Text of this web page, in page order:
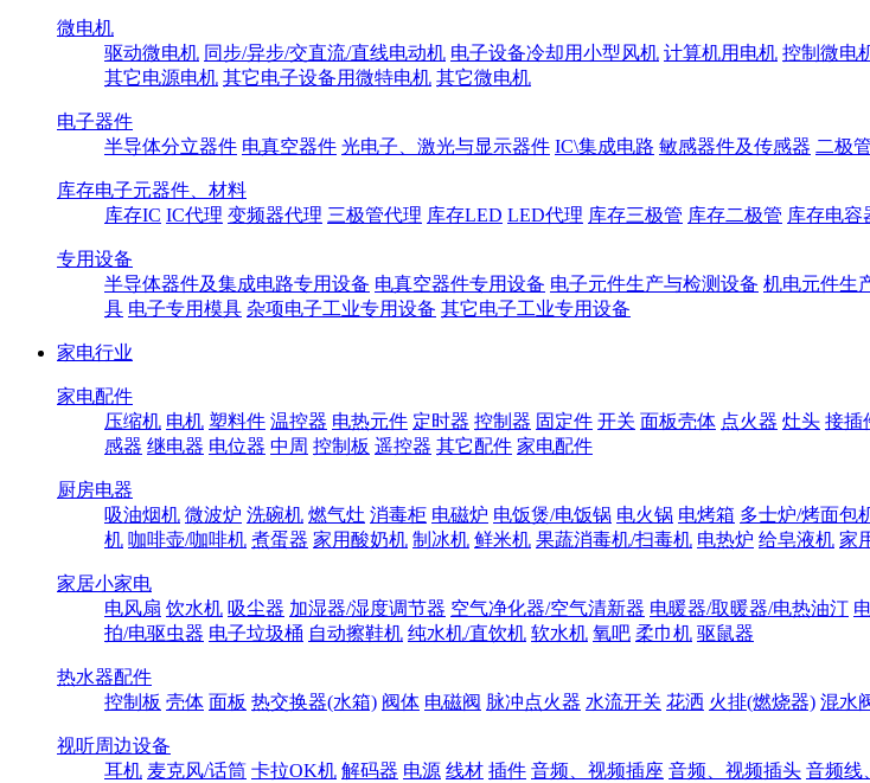
微电机
驱动微电机 同步/异步/交直流/直线电动机 电子设备冷却用小型风机 计算机用电机 控制微电
其它电源电机 其它电子设备用微特电机 其它微电机
电子器件
半导体分立器件 电真空器件 光电子、激光与显示器件 IC\集成电路 敏感器件及传感器 二极管
库存电子元器件、材料
库存IC IC代理 变频器代理 三极管代理 库存LED LED代理 库存三极管 库存二极管 库存电容
专用设备
半导体器件及集成电路专用设备 电真空器件专用设备 电子元件生产与检测设备 机电元件生
具 电子专用模具 杂项电子工业专用设备 其它电子工业专用设备
家电行业
家电配件
压缩机 电机 塑料件 温控器 电热元件 定时器 控制器 固定件 开关 面板壳体 点火器 灶头 接插
感器 继电器 电位器 中周 控制板 遥控器 其它配件 家电配件
厨房电器
吸油烟机 微波炉 洗碗机 燃气灶 消毒柜 电磁炉 电饭煲/电饭锅 电火锅 电烤箱 多士炉/烤面包
机 咖啡壶/咖啡机 煮蛋器 家用酸奶机 制冰机 鲜米机 果蔬消毒机/扫毒机 电热炉 给皂液机 家
家居小家电
电风扇 饮水机 吸尘器 加湿器/湿度调节器 空气净化器/空气清新器 电暖器/取暖器/电热油汀
拍/电驱虫器 电子垃圾桶 自动擦鞋机 纯水机/直饮机 软水机 氧吧 柔巾机 驱鼠器
热水器配件
控制板 壳体 面板 热交换器(水箱) 阀体 电磁阀 脉冲点火器 水流开关 花洒 火排(燃烧器) 混水
视听周边设备
耳机 麦克风/话筒 卡拉OK机 解码器 电源 线材 插件 音频、视频插座 音频、视频插头 音频线